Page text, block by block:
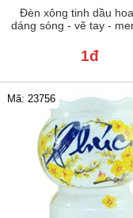
Đèn xông tinh dầu
dáng sóng - vẽ tay -
1đ
Mã: 23756